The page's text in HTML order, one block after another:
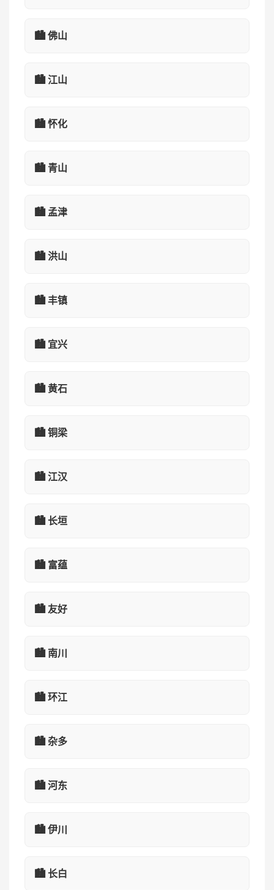
🏙️ 佛山
🏙️ 江山
🏙️ 怀化
🏙️ 青山
🏙️ 孟津
🏙️ 洪山
🏙️ 丰镇
🏙️ 宜兴
🏙️ 黄石
🏙️ 铜梁
🏙️ 江汉
🏙️ 长垣
🏙️ 富蕴
🏙️ 友好
🏙️ 南川
🏙️ 环江
🏙️ 杂多
🏙️ 河东
🏙️ 伊川
🏙️ 长白